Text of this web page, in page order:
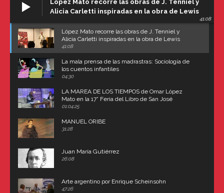
López Mato recorre las obras de J. Tenniel y
Alicia Carletti inspiradas en la obra de Lewis
41:08
López Mato recorre las obras de J. Tenniel y
Alicia Carletti inspiradas en la obra de Lewis
Carroll
41:08
La mala prensa de las madrastras: Sociología de
los cuentos infantiles
04:30
LA MAREA DE LOS TIEMPOS de Omar López
Mato en la 17° Feria del Libro de San José
(Uruguay)
01:04:25
MANUEL ORIBE
31:28
Juan María Gutiérrez
26:08
Arte argentino por Enrique Scheinsohn
47:26